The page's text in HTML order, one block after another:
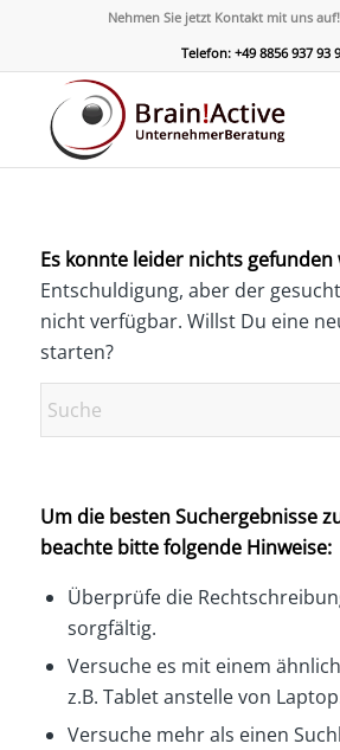
Nehmen Sie jetzt Kontakt mit uns auf!
Telefon: +49 8856 937 93
Es konnte leider nichts gefunden
Entschuldigung, aber der
nicht verfügbar. Willst Du eine
starten?
Um die besten Suchergebnisse
beachte bitte folgende Hinweise:
Überprüfe die
sorgfältig.
Versuche es mit einem
z.B. Tablet anstelle von
Versuche mehr als einen